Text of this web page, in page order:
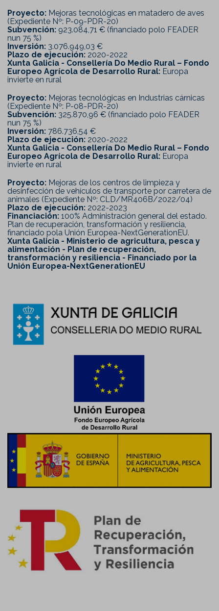
Proyecto: Mejoras tecnológicas en matadero de aves
(Expediente Nº: P-09-PDR-20)
Subvención: 923.084,71 € (financiado polo FEADER
nun 75 %)
Inversión: 3.076.949,03 €
Plazo de ejecución: 2020-2022
Xunta Galicia - Consellería Do Medio Rural – Fondo
Europeo Agrícola de Desarrollo Rural: Europa
invierte en rural
Proyecto: Mejoras tecnológicas en Industrias cárnicas
(Expediente Nº: P-08-PDR-20)
Subvención: 325.870,96 € (financiado polo FEADER
nun 75 %)
Inversión: 786.736,54 €
Plazo de ejecución: 2020-2022
Xunta Galicia - Consellería Do Medio Rural – Fondo
Europeo Agrícola de Desarrollo Rural: Europa
invierte en rural
Proyecto: Mejoras de los centros de limpieza y
desinfección de vehículos de transporte por carretera de
animales (Expediente Nº: CLD/MR406B/2022/04)
Plazo de ejecución: 2022-2023
Financiación: 100% Administración general del estado.
Plan de recuperación, transformación y resiliencia,
financiado pola Unión Europea-NextGenerationEU.
Xunta Galicia - Ministerio de agricultura, pesca y
alimentación - Plan de recuperación,
transformación y resiliencia - Financiado por la
Unión Europea-NextGenerationEU